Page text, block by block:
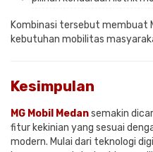
Kombinasi tersebut membuat
kebutuhan mobilitas
Kesimpulan
MG Mobil Medansemakin
fitur kekinian yang sesuai
modern. Mulai dari teknologi